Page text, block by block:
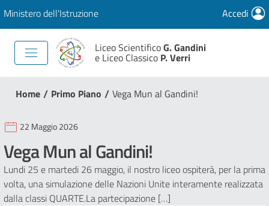
Ministero dell'Istruzione Accedi
Liceo ScientificoG. Gandini
e Liceo Classico P. Verri
Home / Primo Piano / Vega Mun al Gandini!
22 Maggio 2026
Vega Mun al Gandini!
Lundi 25 e martedi 26 maggio, il nostro liceo ospiterà, per la prima
volta, una simulazione delle Nazioni Unite interamente realizzata
dalla classi QUARTE.La partecipazione […]